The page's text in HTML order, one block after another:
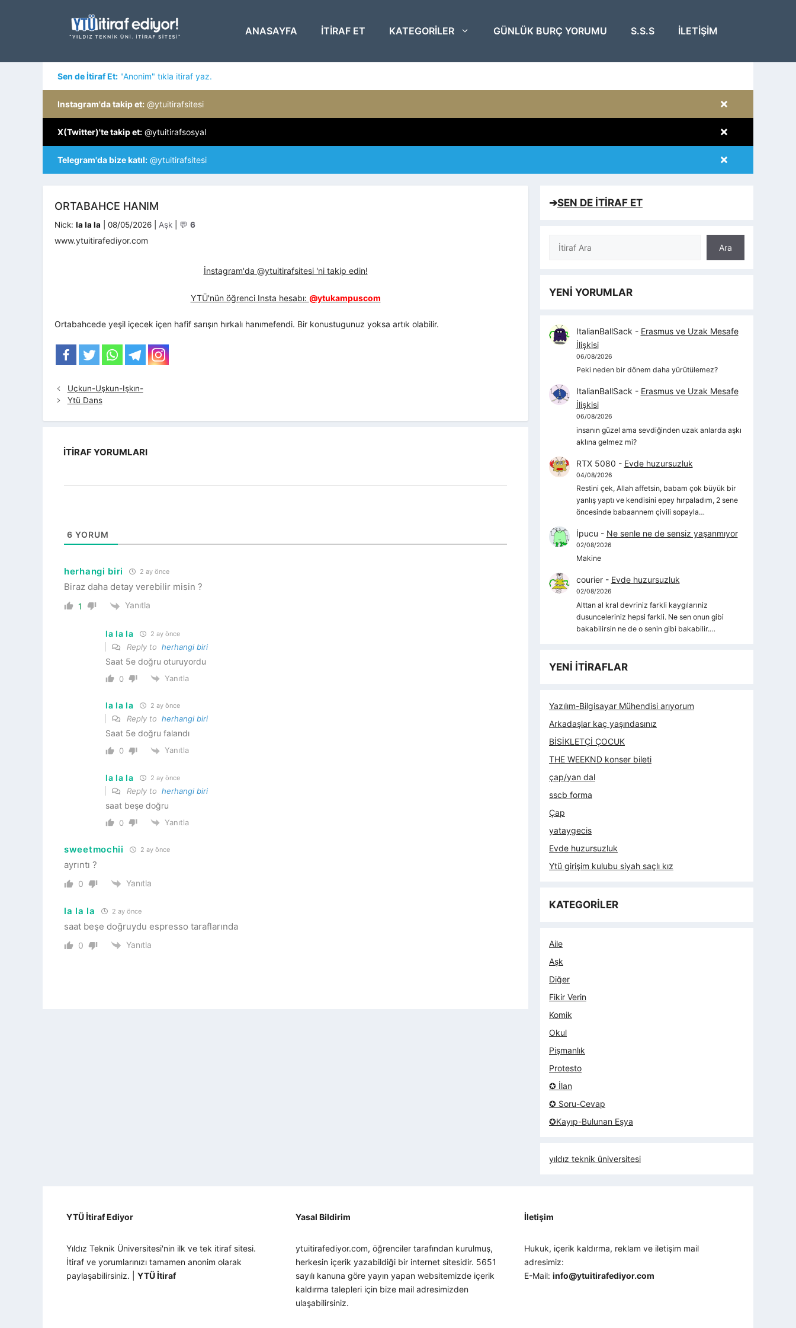
ANASAYFA ITIRAF ET KATEGORILER GÜNLÜK BURÇ YORUMU S.S.S İLETIŞIM
Sen de İtiraf Et: "Anonim" tıkla itiraf yaz.
×
Instagram'da takip et: @ytuitirafsitesi
×
X(Twitter)'te takip et: @ytuitirafsosyal
×
Telegram'da bize katıl: @ytuitirafsitesi
ORTABAHCE HANIM
Nick: la la la 08/05/2026 Kategoriler
Aşk 💬 6
www.ytuitirafediyor.com
İnstagram'da @ytuitirafsitesi 'ni takip edin!
YTÜ'nün öğrenci Insta hesabı: @ytukampuscom
Ortabahcede yeşil içecek içen hafif sarışın hırkalı hanımefendi. Bir konustugunuz yoksa artık olabilir.
Uçkun-Uşkun-Işkın-
Ytü Dans
İTIRAF YORUMLARI
6 YORUM
herhangi biri 2 ay önce
Biraz daha detay verebilir misin ?
1 Yanıtla
la la la 2 ay önce
Reply to herhangi biri
Saat 5e doğru oturuyordu
0 Yanıtla
la la la 2 ay önce
Reply to herhangi biri
Saat 5e doğru falandı
0 Yanıtla
la la la 2 ay önce
Reply to herhangi biri
saat beşe doğru
0 Yanıtla
sweetmochii 2 ay önce
ayrıntı ?
0 Yanıtla
la la la 2 ay önce
saat beşe doğruydu espresso taraflarında
0 Yanıtla
➔SEN DE İTİRAF ET
Ara
Ara
YENİ YORUMLAR
ItalianBallSack - Erasmus ve Uzak Mesafe
İlişkisi
06/08/2026
Peki neden bir dönem daha yürütülemez?
ItalianBallSack - Erasmus ve Uzak Mesafe
İlişkisi
06/08/2026
insanın güzel ama sevdiğinden uzak anlarda aşkı
aklına gelmez mi?
RTX 5080 - Evde huzursuzluk
04/08/2026
Restini çek, Allah affetsin, babam çok büyük bir
yanlış yaptı ve kendisini epey hırpaladım, 2 sene
öncesinde babaannem çivili sopayla…
İpucu - Ne senle ne de sensiz yaşanmıyor
02/08/2026
Makine
courier- Evde huzursuzluk
02/08/2026
Alttan al kral devriniz farkli kaygılarıniz
dusunceleriniz hepsi farkli. Ne sen onun gibi
bakabilirsin ne de o senin gibi bakabilir.…
YENİ İTİRAFLAR
Yazılım-Bilgisayar Mühendisi arıyorum
Arkadaşlar kaç yaşındasınız
BİSİKLETÇİ ÇOCUK
THE WEEKND konser bileti
çap/yan dal
sscb forma
Çap
yataygecis
Evde huzursuzluk
Ytü girişim kulubu siyah saçlı kız
KATEGORİLER
Aile
Aşk
Diğer
Fikir Verin
Komik
Okul
Pişmanlık
Protesto
✪ İlan
✪ Soru-Cevap
✪Kayıp-Bulunan Eşya
yıldız teknik üniversitesi
YTÜ İtiraf Ediyor
Yıldız Teknik Üniversitesi'nin ilk ve tek itiraf sitesi.
İtiraf ve yorumlarınızı tamamen anonim olarak
paylaşabilirsiniz. | YTÜ İtiraf
Yasal Bildirim
ytuitirafediyor.com, öğrenciler tarafından kurulmuş,
herkesin içerik yazabildiği bir internet sitesidir. 5651
sayılı kanuna göre yayın yapan websitemizde içerik
kaldırma talepleri için bize mail adresimizden
ulaşabilirsiniz.
İletişim
Hukuk, içerik kaldırma, reklam ve iletişim mail
adresimiz:
E-Mail:info@ytuitirafediyor.com